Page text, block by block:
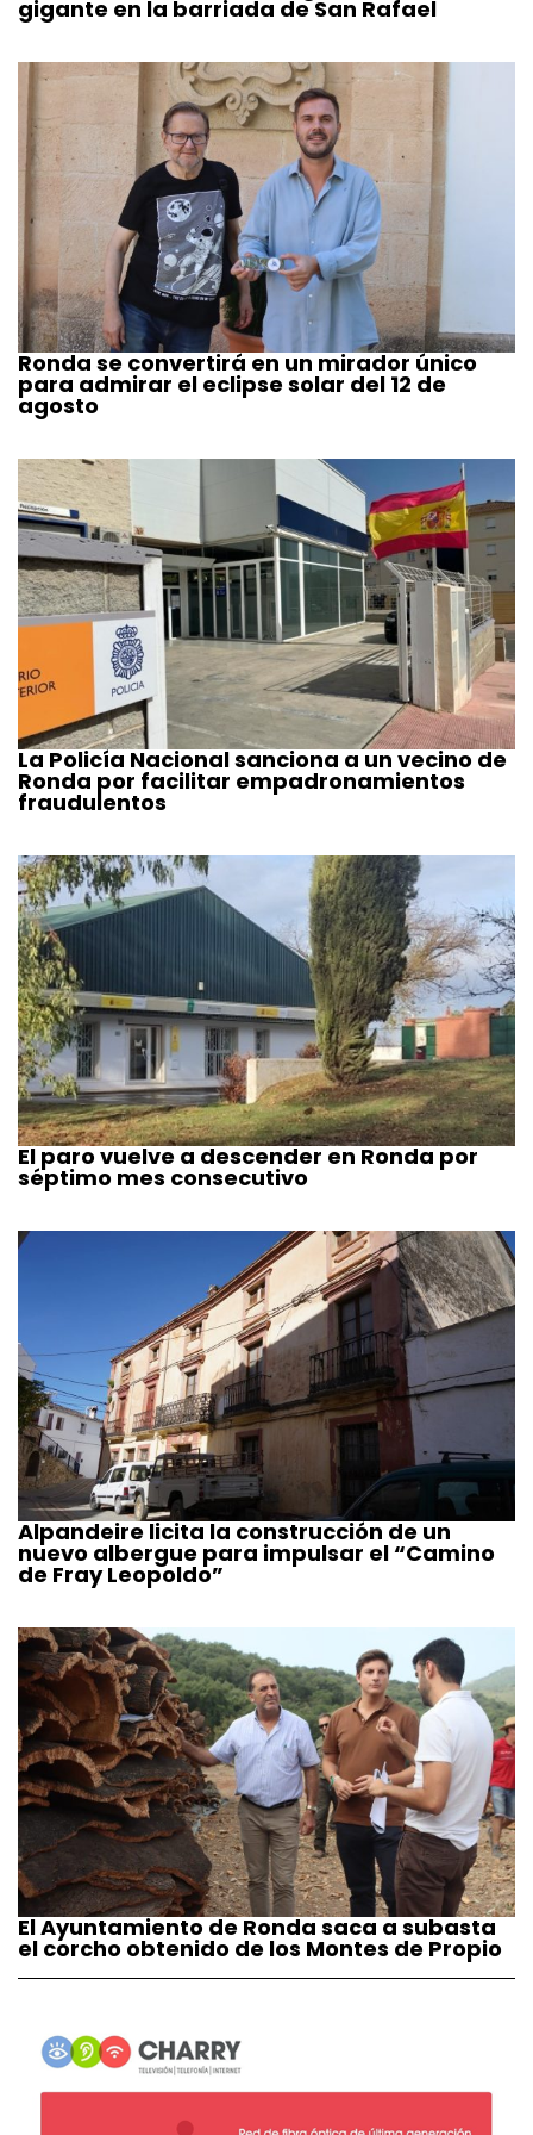
gigante en la barriada de San Rafael
Ronda se convertirá en un mirador único
para admirar el eclipse solar del 12 de
agosto
La Policía Nacional sanciona a un vecino de
Ronda por facilitar empadronamientos
fraudulentos
El paro vuelve a descender en Ronda por
séptimo mes consecutivo
Alpandeire licita la construcción de un
nuevo albergue para impulsar el “Camino
de Fray Leopoldo”
El Ayuntamiento de Ronda saca a subasta
el corcho obtenido de los Montes de Propio